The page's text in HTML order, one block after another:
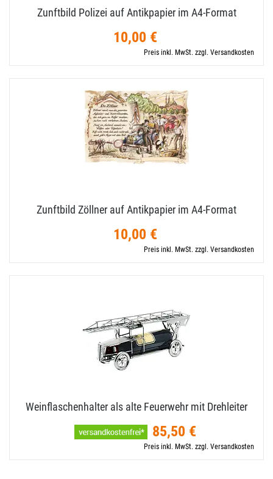
Zunftbild Polizei auf Antikpapier im A4-​Format
10,00 €
Preis inkl. MwSt. zzgl. Versandkosten
Zunftbild Zöllner auf Antikpapier im A4-​Format
10,00 €
Preis inkl. MwSt. zzgl. Versandkosten
Weinflaschenhalter als alte Feuerwehr mit Drehleiter
85,50 €
Preis inkl. MwSt. zzgl. Versandkosten